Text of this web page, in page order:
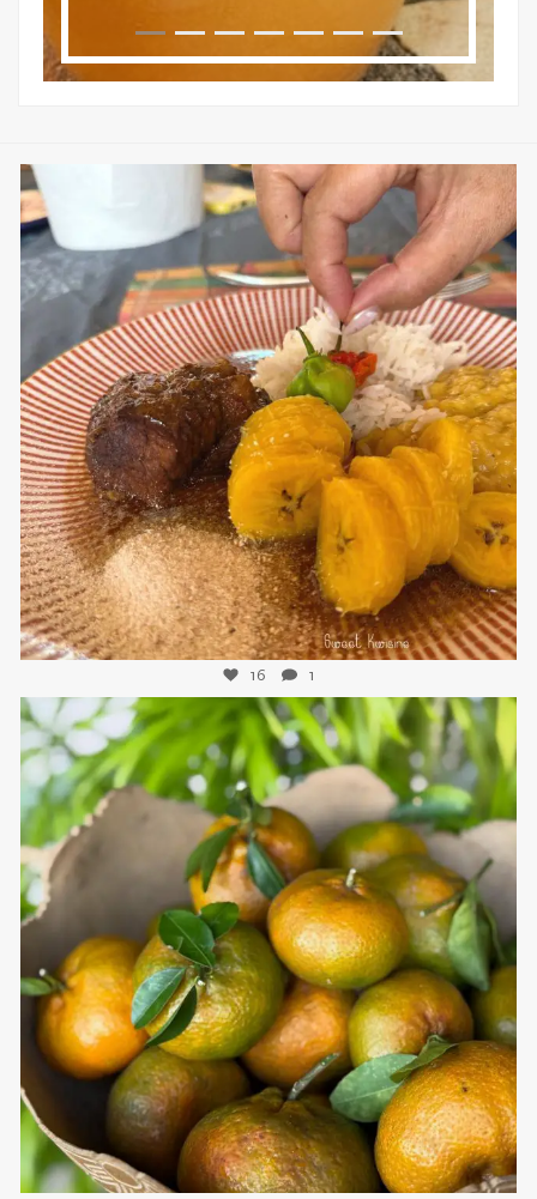
sweetkwisine
Nov 25
16 1
sweetkwisine
Nov 21